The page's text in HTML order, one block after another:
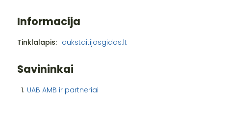
Informacija
Tinklalapis: aukstaitijosgidas.lt
Savininkai
1. UAB AMB ir partneriai